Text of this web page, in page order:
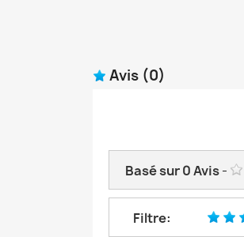
Avis (0)
Basé sur0Avis-
Filtre: